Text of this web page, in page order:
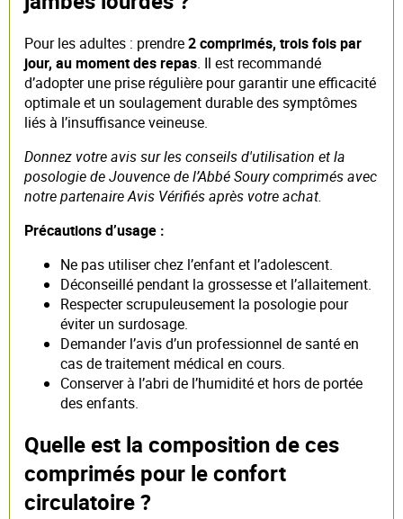
Pour les adultes : prendre2 comprimés, trois fois par
jour, au moment des repas. Il est recommandé
d’adopter une prise régulière pour garantir une efficacité
optimale et un soulagement durable des symptômes
liés à l’insuffisance veineuse.
Donnez votre avis sur les conseils d'utilisation et la
posologie de Jouvence de l’Abbé Soury comprimés avec
notre partenaire Avis Vérifiés après votre achat.
Précautions d’usage :
Ne pas utiliser chez l’enfant et l’adolescent.
Déconseillé pendant la grossesse et l’allaitement.
Respecter scrupuleusement la posologie pour
éviter un surdosage.
Demander l’avis d’un professionnel de santé en
cas de traitement médical en cours.
Conserver à l’abri de l’humidité et hors de portée
des enfants.
Quelle est la composition de ces
comprimés pour le confort
circulatoire ?